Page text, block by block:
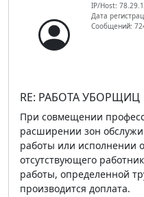
IP/Host:
Дата
Сообщений:
RE: РАБОТА УБОРЩИЦ
При совмещении
расширении зон
работы или исполнении
отсутствующего
работы, определенной
производится доплата.